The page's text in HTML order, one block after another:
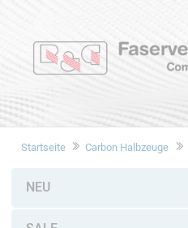
Startseite Carbon Halbzeuge
NEU